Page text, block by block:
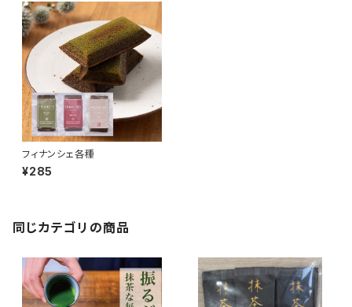
フィナンシェ各種
¥285
同じカテゴリの商品